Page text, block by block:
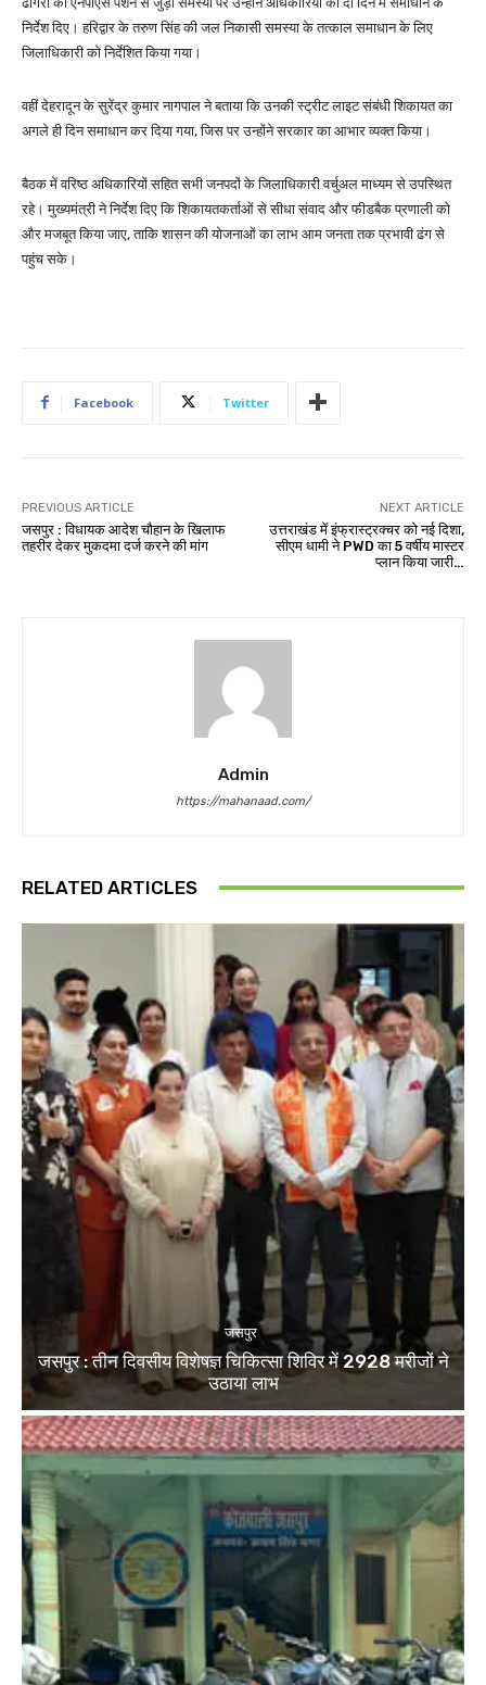
निर्देश दिए। हरिद्वार के तरुण सिंह की जल निकासी समस्या के तत्काल समाधान के लिए
जिलाधिकारी को निर्देशित किया गया।
वहीं देहरादून के सुरेंद्र कुमार नागपाल ने बताया कि उनकी स्ट्रीट लाइट संबंधी शिकायत का
अगले ही दिन समाधान कर दिया गया, जिस पर उन्होंने सरकार का आभार व्यक्त किया।
बैठक में वरिष्ठ अधिकारियों सहित सभी जनपदों के जिलाधिकारी वर्चुअल माध्यम से उपस्थित
रहे। मुख्यमंत्री ने निर्देश दिए कि शिकायतकर्ताओं से सीधा संवाद और फीडबैक प्रणाली को
और मजबूत किया जाए, ताकि शासन की योजनाओं का लाभ आम जनता तक प्रभावी ढंग से
पहुंच सके।
Facebook Twitter
PREVIOUS ARTICLE
जसपुर : विधायक आदेश चौहान के खिलाफ
तहरीर देकर मुकदमा दर्ज करने की मांग
NEXT ARTICLE
उत्तराखंड में इंफ्रास्ट्रक्चर को नई दिशा,
सीएम धामी ने PWD का 5 वर्षीय मास्टर
प्लान किया जारी…
Admin
https://mahanaad.com/
RELATED ARTICLES
जसपुर
जसपुर : तीन दिवसीय विशेषज्ञ चिकित्सा शिविर में 2928 मरीजों ने
उठाया लाभ